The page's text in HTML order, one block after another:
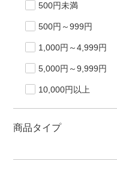
500円未満
500円～999円
1,000円～4,999円
5,000円～9,999円
10,000円以上
商品タイプ